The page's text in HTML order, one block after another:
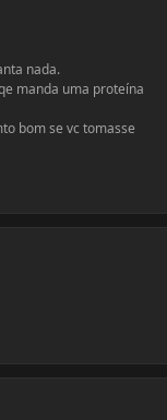
nada.
manda uma proteína
bom se vc tomasse